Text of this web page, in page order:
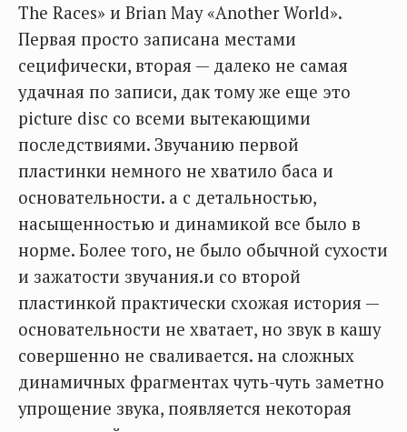
The Races» и Brian May «Another World».
Первая просто записана местами
сецифически, вторая — далеко не самая
удачная по записи, дак тому же еще это
picture disc со всеми вытекающими
последствиями. Звучанию первой
пластинки немного не хватило баса и
основательности. а с детальностью,
насыщенностью и динамикой все было в
норме. Более того, не было обычной сухости
и зажатости звучания.и со второй
пластинкой практически схожая история —
основательности не хватает, но звук в кашу
совершенно не сваливается. на сложных
динамичных фрагментах чуть-чуть заметно
упрощение звука, появляется некоторая